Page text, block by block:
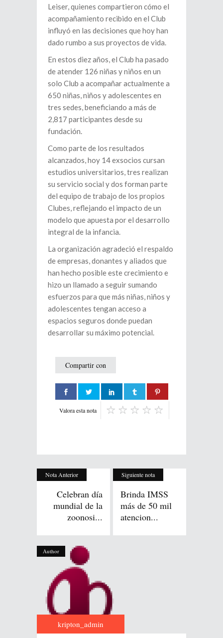
Leiser, quienes compartieron cómo el
acompañamiento recibido en el Club
influyó en las decisiones que hoy han
dado rumbo a sus proyectos de vida.
En estos diez años, el Club ha pasado
de atender 126 niñas y niños en un
solo Club a acompañar actualmente a
650 niñas, niños y adolescentes en
tres sedes, beneficiando a más de
2,817 participantes desde su
fundación.
Como parte de los resultados
alcanzados, hoy 14 exsocios cursan
estudios universitarios, tres realizan
su servicio social y dos forman parte
del equipo de trabajo de los propios
Clubes, reflejando el impacto de un
modelo que apuesta por el desarrollo
integral de la infancia.
La organización agradeció el respaldo
de empresas, donantes y aliados que
han hecho posible este crecimiento e
hizo un llamado a seguir sumando
esfuerzos para que más niñas, niños y
adolescentes tengan acceso a
espacios seguros donde puedan
desarrollar su máximo potencial.
Compartir con
Valora esta nota
Nota Anterior
Celebran día
mundial de la
zoonosi...
Siguiente nota
Brinda IMSS
más de 50 mil
atencion...
Author
kripton_admin